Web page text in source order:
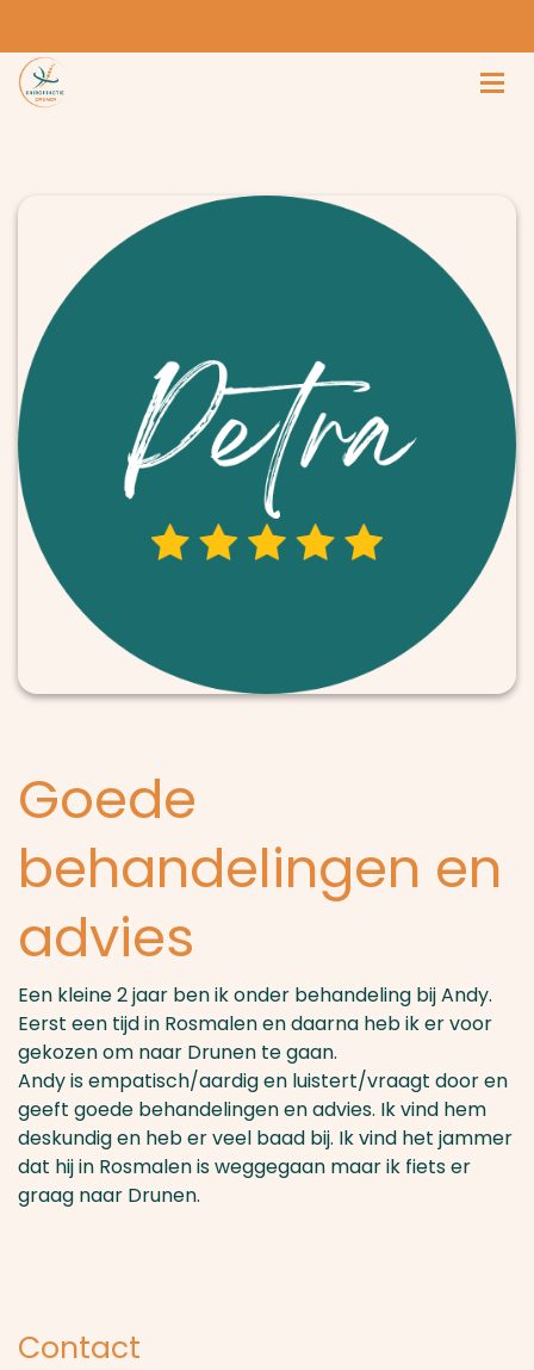
Goede
behandelingen en
advies
Een kleine 2 jaar ben ik onder behandeling bij Andy.
Eerst een tijd in Rosmalen en daarna heb ik er voor
gekozen om naar Drunen te gaan.
Andy is empatisch/aardig en luistert/vraagt door en
geeft goede behandelingen en advies. Ik vind hem
deskundig en heb er veel baad bij. Ik vind het jammer
dat hij in Rosmalen is weggegaan maar ik fiets er
graag naar Drunen.
Contact